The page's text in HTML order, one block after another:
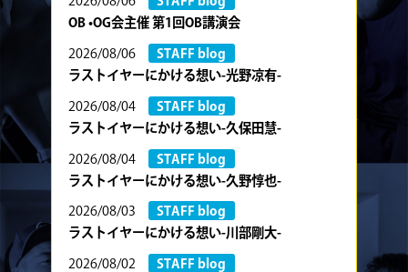
OB •OG会主催 第1回OB講演会
2026/08/06
STAFF blog
ラストイヤーにかける想い-光野凉有-
2026/08/04
STAFF blog
ラストイヤーにかける想い-久保田慧-
2026/08/04
STAFF blog
ラストイヤーにかける想い-久野惇也-
2026/08/03
STAFF blog
ラストイヤーにかける想い-川部剛大-
2026/08/02
STAFF blog